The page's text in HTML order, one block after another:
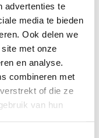
advertenties te
media te bieden
Ook delen we
met onze
en analyse.
combineren met
of die ze
van hun
, zoals de
en betrouwbare
zeilboten. Deze
waarbij je toch